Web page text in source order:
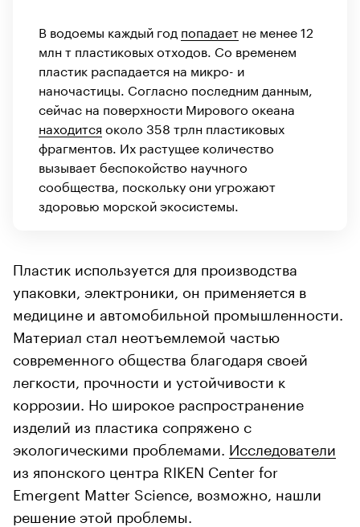
В водоемы каждый год попадает не менее 12
млн т пластиковых отходов. Со временем
пластик распадается на микро- и
наночастицы. Согласно последним данным,
сейчас на поверхности Мирового океана
находится около 358 трлн пластиковых
фрагментов. Их растущее количество
вызывает беспокойство научного
сообщества, поскольку они угрожают
здоровью морской экосистемы.
Пластик используется для производства
упаковки, электроники, он применяется в
медицине и автомобильной промышленности.
Материал стал неотъемлемой частью
современного общества благодаря своей
легкости, прочности и устойчивости к
коррозии. Но широкое распространение
изделий из пластика сопряжено с
экологическими проблемами. Исследователи
из японского центра RIKEN Center for
Emergent Matter Science, возможно, нашли
решение этой проблемы.